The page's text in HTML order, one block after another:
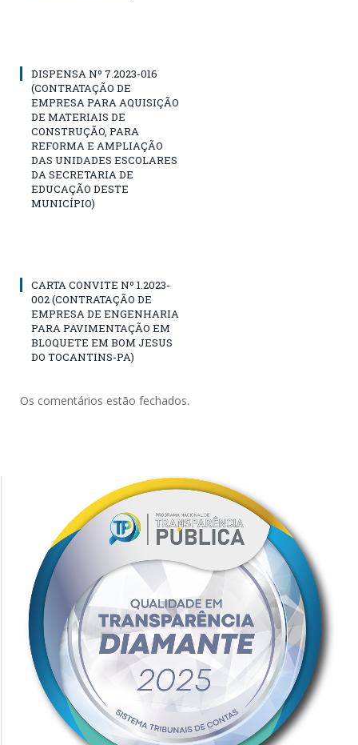
DISPENSA Nº 7.2023-016
(CONTRATAÇÃO DE
EMPRESA PARA AQUISIÇÃO
DE MATERIAIS DE
CONSTRUÇÃO, PARA
REFORMA E AMPLIAÇÃO
DAS UNIDADES ESCOLARES
DA SECRETARIA DE
EDUCAÇÃO DESTE
MUNICÍPIO)
CARTA CONVITE Nº 1.2023-
002 (CONTRATAÇÃO DE
EMPRESA DE ENGENHARIA
PARA PAVIMENTAÇÃO EM
BLOQUETE EM BOM JESUS
DO TOCANTINS-PA)
Os comentários estão fechados.